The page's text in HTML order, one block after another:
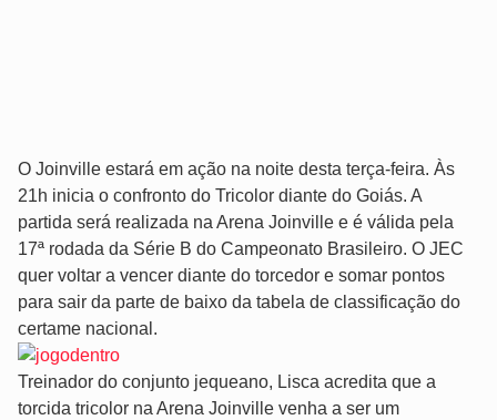
O Joinville estará em ação na noite desta terça-feira. Às
21h inicia o confronto do Tricolor diante do Goiás. A
partida será realizada na Arena Joinville e é válida pela
17ª rodada da Série B do Campeonato Brasileiro. O JEC
quer voltar a vencer diante do torcedor e somar pontos
para sair da parte de baixo da tabela de classificação do
certame nacional.
Treinador do conjunto jequeano, Lisca acredita que a
torcida tricolor na Arena Joinville venha a ser um